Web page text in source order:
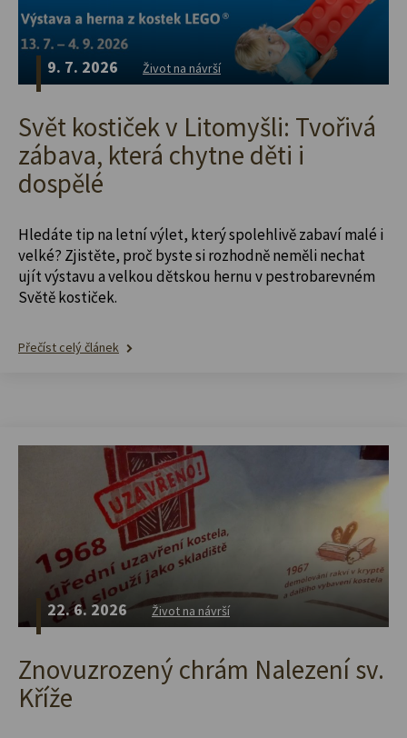
9. 7. 2026 Život na návrší
Svět kostiček v Litomyšli: Tvořivá
zábava, která chytne děti i
dospělé
Hledáte tip na letní výlet, který spolehlivě zabaví malé i
velké? Zjistěte, proč byste si rozhodně neměli nechat
ujít výstavu a velkou dětskou hernu v pestrobarevném
Světě kostiček.
Přečíst celý článek
22. 6. 2026 Život na návrší
Znovuzrozený chrám Nalezení sv.
Kříže